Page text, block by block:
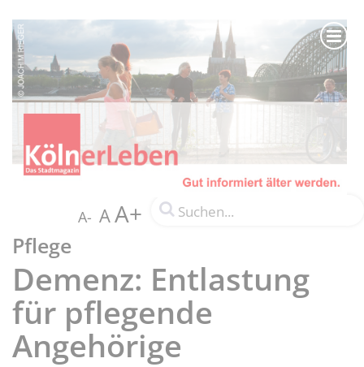
A- AA+
Pflege
Demenz: Entlastung
für pflegende
Angehörige